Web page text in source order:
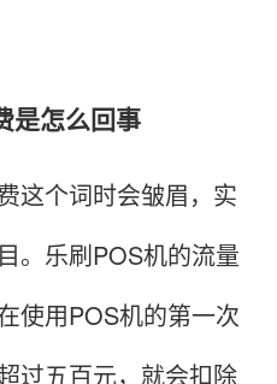
是怎么回事
个词时会皱眉，实
。乐刷POS机的流量
使用POS机的第一次
过五百元，就会扣除